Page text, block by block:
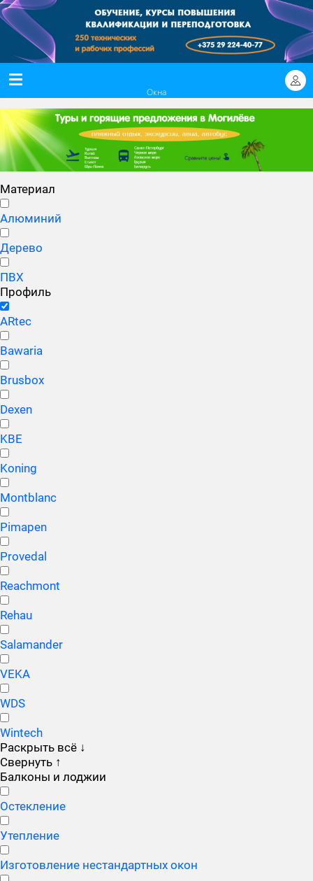
Окна
Материал
Алюминий
Дерево
ПВХ
Профиль
ARtec
Bawaria
Brusbox
Dexen
KBE
Koning
Montblanc
Pimapen
Provedal
Reachmont
Rehau
Salamander
VEKA
WDS
Wintech
Раскрыть всё ↓
Свернуть ↑
Балконы и лоджии
Остекление
Утепление
Изготовление нестандартных окон